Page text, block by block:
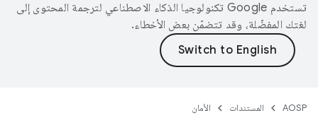
تستخدم Google تكنولوجيا الذكاء الاصطناعي لترجمة المحتوى إلى
لغتك المفضّلة، وقد تتضمّن بعض الأخطاء.
AOSP المستندات الأمان